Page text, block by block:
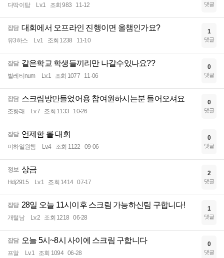
다딱이탑 Lv.1 조회 983 11-12 댓글
잡담 대회에서 오프라인 진행이면 올챔인가요?
유3하스 Lv.1 조회 1238 11-10
1
댓글
잡담 같은학교 학생들끼리만 나갈수있나요??
벌레티num Lv.1 조회 1077 11-06
0
댓글
잡담 스크림방만들었어용 참여원하시는분 들어오셔요
조향래 Lv.7 조회 1133 10-26
0
댓글
잡담 언제함 롤 대회
미하일원챔 Lv.4 조회 1122 09-06
0
댓글
정보 상금
Hdj2915 Lv.1 조회 1414 07-17
2
댓글
잡담 28일 오늘 11시이후 스크림 가능하신팀 구합니다!
개털남 Lv.2 조회 1218 06-28
1
댓글
잡담 오늘 5시~8시 사이에 스크림 구합니다
프알 Lv.1 조회 1094 06-28
0
댓글